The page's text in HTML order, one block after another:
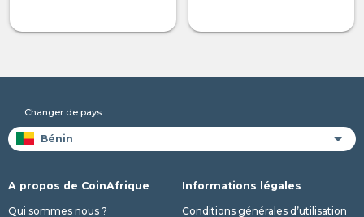
Changer de pays
A propos de CoinAfrique
Qui sommes nous ?
Informations légales
Conditions générales d’utilisation